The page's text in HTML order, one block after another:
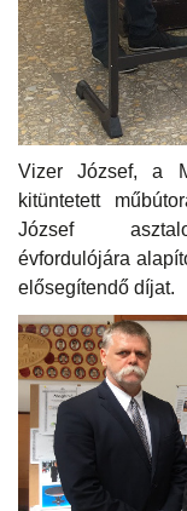
Vizer József, a
kitüntetett
József
évfordulójára
elősegítendő díjat.